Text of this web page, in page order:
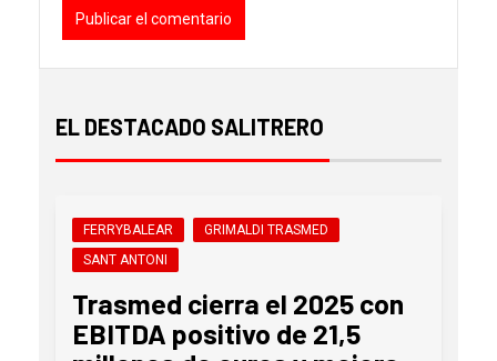
EL DESTACADO SALITRERO
FERRYBALEAR
GRIMALDI TRASMED
SANT ANTONI
Trasmed cierra el 2025 con
EBITDA positivo de 21,5